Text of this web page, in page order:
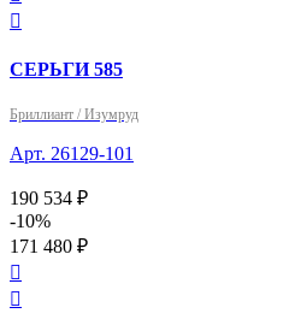

СЕРЬГИ 585
Бриллиант / Изумруд
Арт. 26129-101
190 534 ₽
-10%
171 480 ₽

